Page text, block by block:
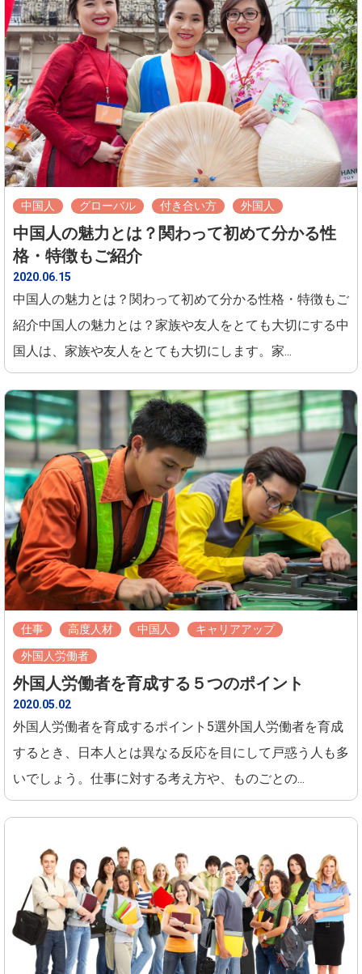
中国人 グローバル 付き合い方 外国人
中国人の魅力とは？関わって初めて分かる性
格・特徴もご紹介
2020.06.15
中国人の魅力とは？関わって初めて分かる性格・特徴もご
紹介中国人の魅力とは？家族や友人をとても大切にする中
国人は、家族や友人をとても大切にします。家...
仕事 高度人材 中国人 キャリアアップ
外国人労働者
外国人労働者を育成する５つのポイント
2020.05.02
外国人労働者を育成するポイント5選外国人労働者を育成
するとき、日本人とは異なる反応を目にして戸惑う人も多
いでしょう。仕事に対する考え方や、ものごとの...